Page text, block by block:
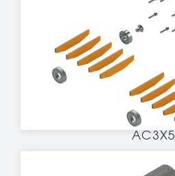
AC3X5